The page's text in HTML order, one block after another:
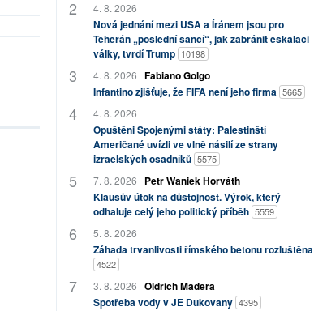
4. 8. 2026
Nová jednání mezi USA a Íránem jsou pro
Teherán „poslední šancí“, jak zabránit eskalaci
války, tvrdí Trump 10198
4. 8. 2026 Fabiano Golgo
Infantino zjišťuje, že FIFA není jeho firma 5665
4. 8. 2026
Opuštěni Spojenými státy: Palestinští
Američané uvízli ve vlně násilí ze strany
izraelských osadníků 5575
7. 8. 2026
Petr Waniek Horváth
Klausův útok na důstojnost. Výrok, který
odhaluje celý jeho politický příběh 5559
5. 8. 2026
Záhada trvanlivosti římského betonu rozluštěna
4522
3. 8. 2026 Oldřich Maděra
Spotřeba vody v JE Dukovany 4395